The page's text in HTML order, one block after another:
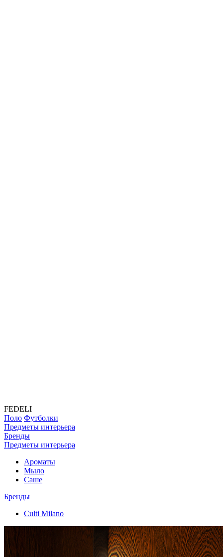
FEDELI
Поло Футболки
Предметы интерьера
Бренды
Предметы интерьера
Ароматы
Мыло
Саше
Бренды
Culti Milano